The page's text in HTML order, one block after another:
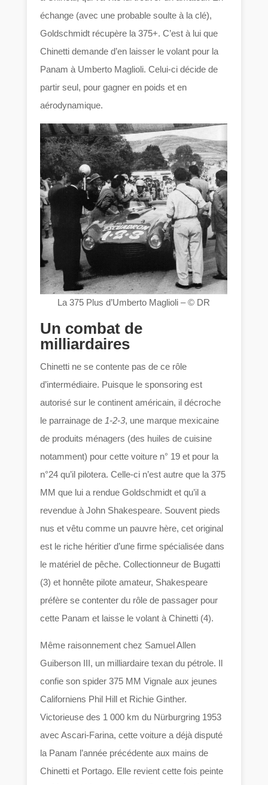
échange (avec une probable soulte à la clé),
Goldschmidt récupère la 375+. C’est à lui que
Chinetti demande d’en laisser le volant pour la
Panam à Umberto Maglioli. Celui-ci décide de
partir seul, pour gagner en poids et en
aérodynamique.
La 375 Plus d’Umberto Maglioli – © DR
Un combat de
milliardaires
Chinetti ne se contente pas de ce rôle
d’intermédiaire. Puisque le sponsoring est
autorisé sur le continent américain, il décroche
le parrainage de1-2-3, une marque mexicaine
de produits ménagers (des huiles de cuisine
notamment) pour cette voiture n° 19 et pour la
n°24 qu’il pilotera. Celle-ci n’est autre que la 375
MM que lui a rendue Goldschmidt et qu’il a
revendue à John Shakespeare. Souvent pieds
nus et vêtu comme un pauvre hère, cet original
est le riche héritier d’une firme spécialisée dans
le matériel de pêche. Collectionneur de Bugatti
(3) et honnête pilote amateur, Shakespeare
préfère se contenter du rôle de passager pour
cette Panam et laisse le volant à Chinetti (4).
Même raisonnement chez Samuel Allen
Guiberson III, un milliardaire texan du pétrole. Il
confie son spider 375 MM Vignale aux jeunes
Californiens Phil Hill et Richie Ginther.
Victorieuse des 1 000 km du Nürburgring 1953
avec Ascari-Farina, cette voiture a déjà disputé
la Panam l’année précédente aux mains de
Chinetti et Portago. Elle revient cette fois peinte